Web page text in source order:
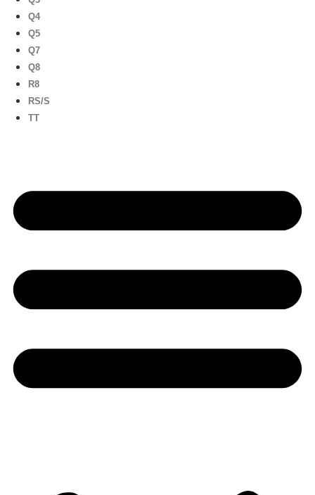
Q4
Q5
Q7
Q8
R8
RS/S
TT